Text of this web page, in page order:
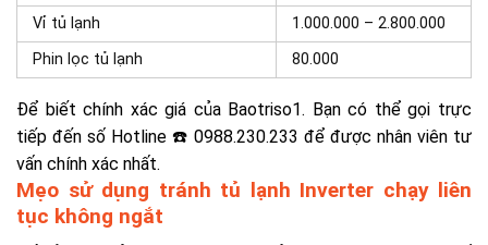
Vỉ tủ lạnh
1.000.000 – 2.800.000
Phin lọc tủ lạnh
80.000
Để biết chính xác giá của Baotriso1. Bạn có thể gọi trực
tiếp đến số Hotline ☎️ 0988.230.233 để được nhân viên tư
vấn chính xác nhất.
Mẹo sử dụng tránh tủ lạnh Inverter chạy liên
tục không ngắt